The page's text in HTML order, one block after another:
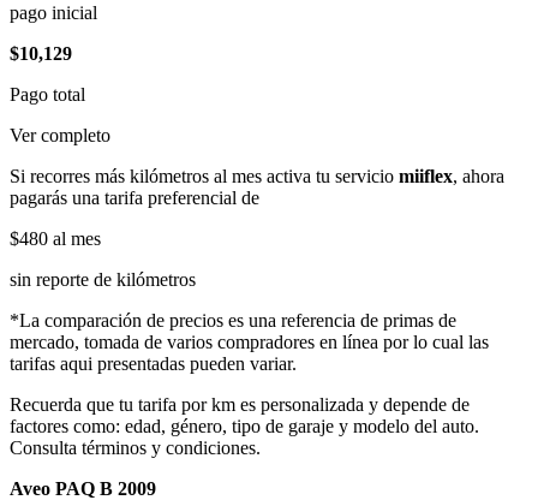
pago inicial
$10,129
Pago total
Ver completo
Si recorres más kilómetros al mes activa tu servicio miiflex, ahora
pagarás una tarifa preferencial de
$480 al mes
sin reporte de kilómetros
*La comparación de precios es una referencia de primas de
mercado, tomada de varios compradores en línea por lo cual las
tarifas aqui presentadas pueden variar.
Recuerda que tu tarifa por km es personalizada y depende de
factores como: edad, género, tipo de garaje y modelo del auto.
Consulta términos y condiciones.
Aveo PAQ B 2009